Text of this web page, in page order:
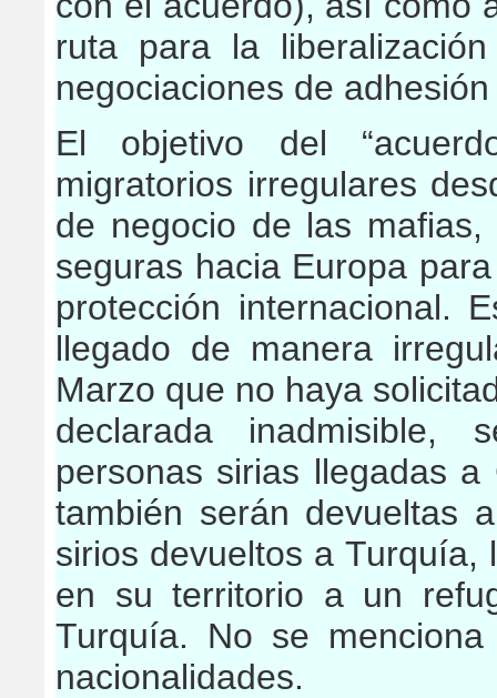
ruta para la
negociaciones de
El objetivo del
migratorios irregulares
de negocio de las
seguras hacia Europa
protección internacional.
llegado de manera
Marzo que no haya
declarada
personas sirias llegadas
también serán devueltas
sirios devueltos a
en su territorio a un
Turquía. No se
nacionalidades.